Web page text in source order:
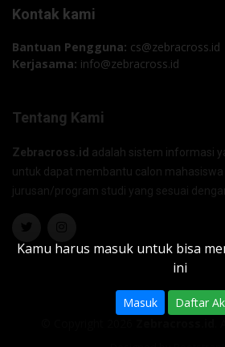
Kamu harus masuk untuk bisa
ini
Masuk Daftar
Kontak kami
Bantuan Pengguna: cs@zebracross.id
Kerjasama: info@zebracross.id
Tentang Kami
Zebracross.id adalah sistem informasi
untuk dapat membantu calon
jurusan/program studi yang sesuai